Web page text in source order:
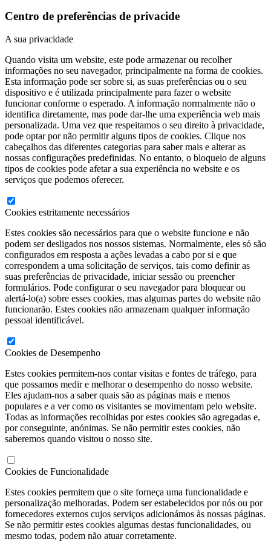
Centro de preferências de privacide
A sua privacidade
Quando visita um website, este pode armazenar ou recolher
informações no seu navegador, principalmente na forma de cookies.
Esta informação pode ser sobre si, as suas preferências ou o seu
dispositivo e é utilizada principalmente para fazer o website
funcionar conforme o esperado. A informação normalmente não o
identifica diretamente, mas pode dar-lhe uma experiência web mais
personalizada. Uma vez que respeitamos o seu direito à privacidade,
pode optar por não permitir alguns tipos de cookies. Clique nos
cabeçalhos das diferentes categorias para saber mais e alterar as
nossas configurações predefinidas. No entanto, o bloqueio de alguns
tipos de cookies pode afetar a sua experiência no website e os
serviços que podemos oferecer.
Cookies estritamente necessários
Estes cookies são necessários para que o website funcione e não
podem ser desligados nos nossos sistemas. Normalmente, eles só são
configurados em resposta a ações levadas a cabo por si e que
correspondem a uma solicitação de serviços, tais como definir as
suas preferências de privacidade, iniciar sessão ou preencher
formulários. Pode configurar o seu navegador para bloquear ou
alertá-lo(a) sobre esses cookies, mas algumas partes do website não
funcionarão. Estes cookies não armazenam qualquer informação
pessoal identificável.
Cookies de Desempenho
Estes cookies permitem-nos contar visitas e fontes de tráfego, para
que possamos medir e melhorar o desempenho do nosso website.
Eles ajudam-nos a saber quais são as páginas mais e menos
populares e a ver como os visitantes se movimentam pelo website.
Todas as informações recolhidas por estes cookies são agregadas e,
por conseguinte, anónimas. Se não permitir estes cookies, não
saberemos quando visitou o nosso site.
Cookies de Funcionalidade
Estes cookies permitem que o site forneça uma funcionalidade e
personalização melhoradas. Podem ser estabelecidos por nós ou por
fornecedores externos cujos serviços adicionámos às nossas páginas.
Se não permitir estes cookies algumas destas funcionalidades, ou
mesmo todas, podem não atuar corretamente.